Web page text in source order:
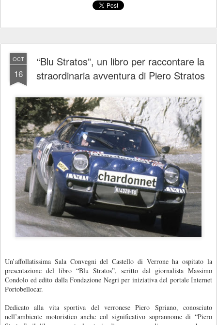
OCT
16
“Blu Stratos”, un libro per raccontare la
straordinaria avventura di Piero Stratos
Un’affollatissima Sala Convegni del Castello di Verrone ha ospitato la
presentazione del libro “Blu Stratos”, scritto dal giornalista Massimo
Condolo ed edito dalla Fondazione Negri per iniziativa del portale Internet
Portobellocar.
Dedicato alla vita sportiva del verronese Piero Spriano, conosciuto
nell’ambiente motoristico anche col significativo soprannome di “Piero